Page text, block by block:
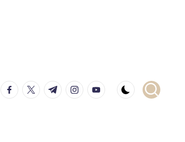
facebook.com
twitter.com
t.me instagram.com
youtube.com